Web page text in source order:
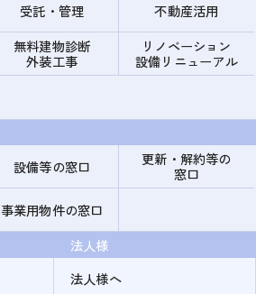
受託・管理 不動産活用
無料建物診断
外装工事
リノベーション
設備リニューアル
設備等の窓口
更新・解約等の
窓口
事業用物件の窓口
法人様
法人様へ